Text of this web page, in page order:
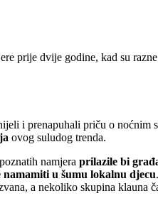
prije dvije godine, kad su
i prenapuhali priču o noćnim
ovog suludog trenda.
namjera prilazile bi
namamiti u šumu lokalnu djecu
a nekoliko skupina klauna